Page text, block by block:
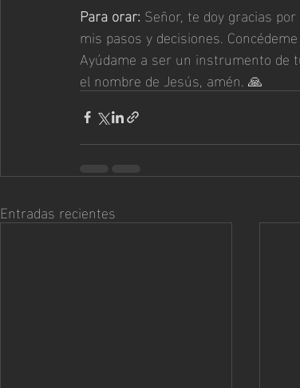
Para orar: Señor, te doy gracias
mis pasos y decisiones.
Ayúdame a ser un instrumento de
el nombre de Jesús, amén. 🙏
Entradas recientes